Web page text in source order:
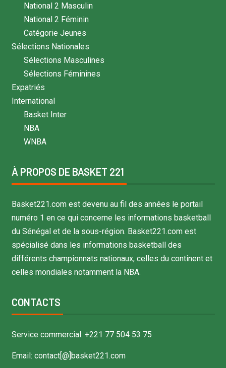
National 2 Masculin
National 2 Féminin
Catégorie Jeunes
Sélections Nationales
Sélections Masculines
Sélections Féminines
Expatriés
International
Basket Inter
NBA
WNBA
À PROPOS DE BASKET 221
Basket221.com est devenu au fil des années le portail
numéro 1 en ce qui concerne les informations basketball
du Sénégal et de la sous-région. Basket221.com est
spécialisé dans les informations basketball des
différents championnats nationaux, celles du continent et
celles mondiales notamment la NBA.
CONTACTS
Service commercial: +221 77 504 53 75
Email: contact[@]basket221.com